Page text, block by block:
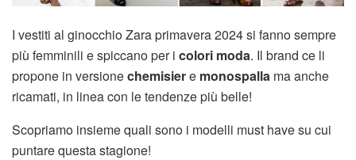
I vestiti al ginocchio Zara primavera 2024 si fanno sempre
più femminili e spiccano per i colori moda. Il brand ce li
propone in versionechemisiere monospalla ma anche
ricamati, in linea con le tendenze più belle!
Scopriamo insieme quali sono i modelli must have su cui
puntare questa stagione!